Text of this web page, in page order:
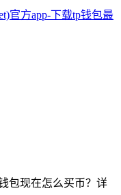
包现在怎么买币？详